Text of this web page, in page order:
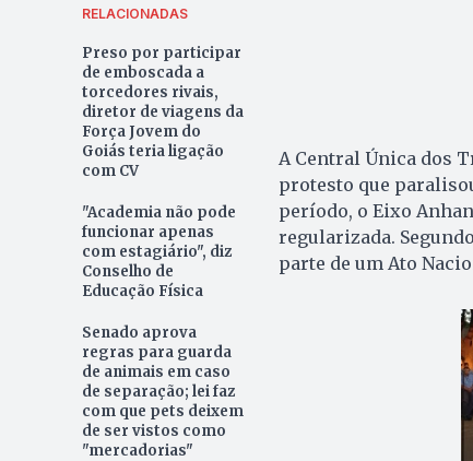
RELACIONADAS
Preso por participar
de emboscada a
torcedores rivais,
diretor de viagens da
Força Jovem do
Goiás teria ligação
com CV
"Academia não pode
funcionar apenas
com estagiário", diz
Conselho de
Educação Física
Senado aprova
regras para guarda
de animais em caso
de separação; lei faz
com que pets deixem
de ser vistos como
"mercadorias"
A Central Única dos
protesto que
período, o Eixo
regularizada.
parte de um Ato